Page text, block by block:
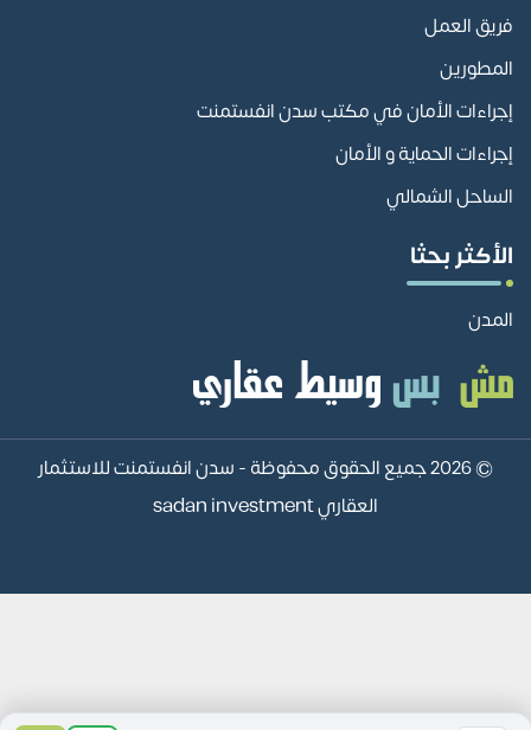
فريق العمل
المطورين
إجراءات الأمان في مكتب سدن انفستمنت
إجراءات الحماية و الأمان
الساحل الشمالي
الأكثر بحثا
المدن
© 2026 جميع الحقوق محفوظة -
سدن انفستمنت للاستثمار
العقاري sadan investment